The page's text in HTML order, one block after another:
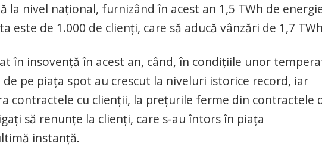
la nivel naţional, furnizând în acest an 1,5 TWh de
este de 1.000 de clienţi, care să aducă vânzări de 1,7
în insovenţă în acest an, când, în condiţiile unor
pe piaţa spot au crescut la niveluri istorice record, iar
contractele cu clienţii, la preţurile ferme din contractele
să renunţe la clienţi, care s-au întors în piaţa
instanţă.